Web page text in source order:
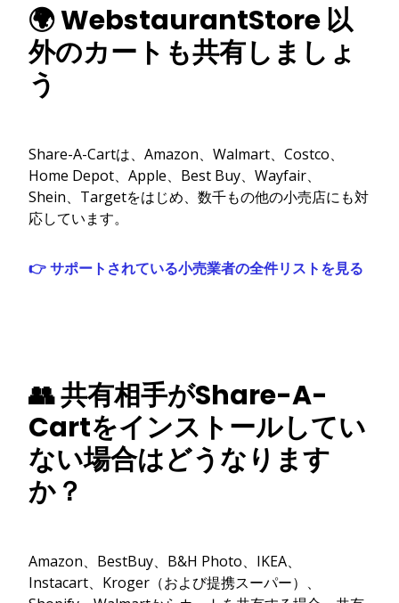
🌍 WebstaurantStore 以
外のカートも共有しましょ
う
Share-A-Cartは、Amazon、Walmart、Costco、
Home Depot、Apple、Best Buy、Wayfair、
Shein、Targetをはじめ、数千もの他の小売店にも対
応しています。
👉 サポートされている小売業者の全件リストを見る
👥 共有相手がShare-A-
Cartをインストールしてい
ない場合はどうなります
か？
Amazon、BestBuy、B&H Photo、IKEA、
Instacart、Kroger（および提携スーパー）、